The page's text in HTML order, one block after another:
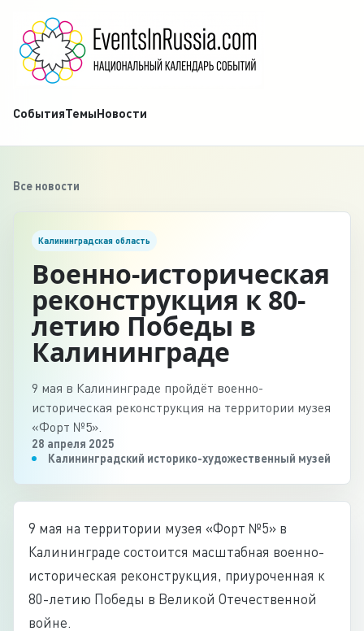
СобытияТемыНовости
Все новости
Калининградская область
Военно-историческая
реконструкция к 80-
летию Победы в
Калининграде
9 мая в Калининграде пройдёт военно-
историческая реконструкция на территории музея
«Форт №5».
28 апреля 2025
Калининградский историко-художественный музей
9 мая на территории музея «Форт №5» в
Калининграде состоится масштабная военно-
историческая реконструкция, приуроченная к
80-летию Победы в Великой Отечественной
войне.